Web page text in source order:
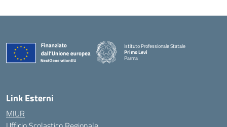
Istituto Professionale Statale
Primo Levi
Parma
Link Esterni
MIUR